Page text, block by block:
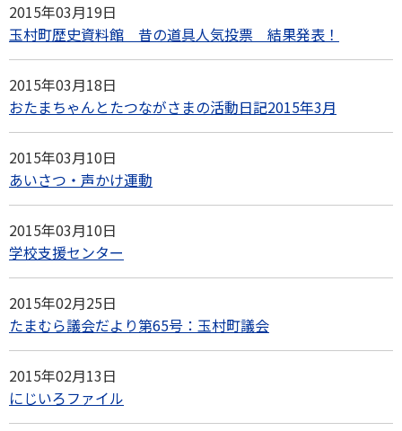
2015年03月19日
玉村町歴史資料館 昔の道具人気投票 結果発表！
2015年03月18日
おたまちゃんとたつながさまの活動日記2015年3月
2015年03月10日
あいさつ・声かけ運動
2015年03月10日
学校支援センター
2015年02月25日
たまむら議会だより第65号：玉村町議会
2015年02月13日
にじいろファイル